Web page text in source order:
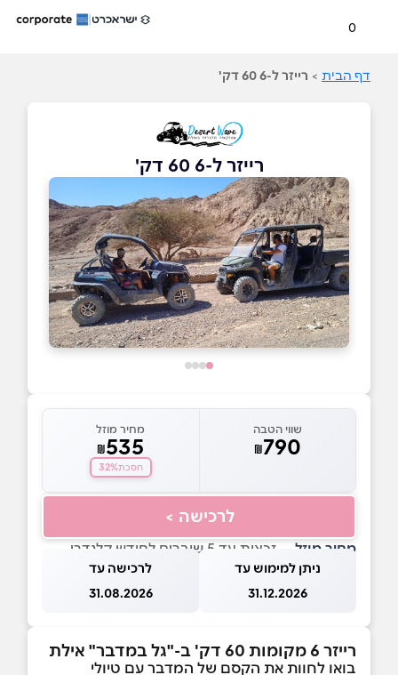
0
דף הבית > רייזר ל-6 60 דק'
רייזר ל-6 60 דק'
שווי הטבה
₪790
מחיר מוזל
₪535
חסכת32%
לרכישה >
מחיר מוזל — זכאות עד 5 שוברים לחודש קלנדרי
ניתן למימוש עד
31.12.2026
לרכישה עד
31.08.2026
רייזר 6 מקומות 60 דק' ב-"גל במדבר" אילת
בואו לחוות את הקסם של המדבר עם טיולי